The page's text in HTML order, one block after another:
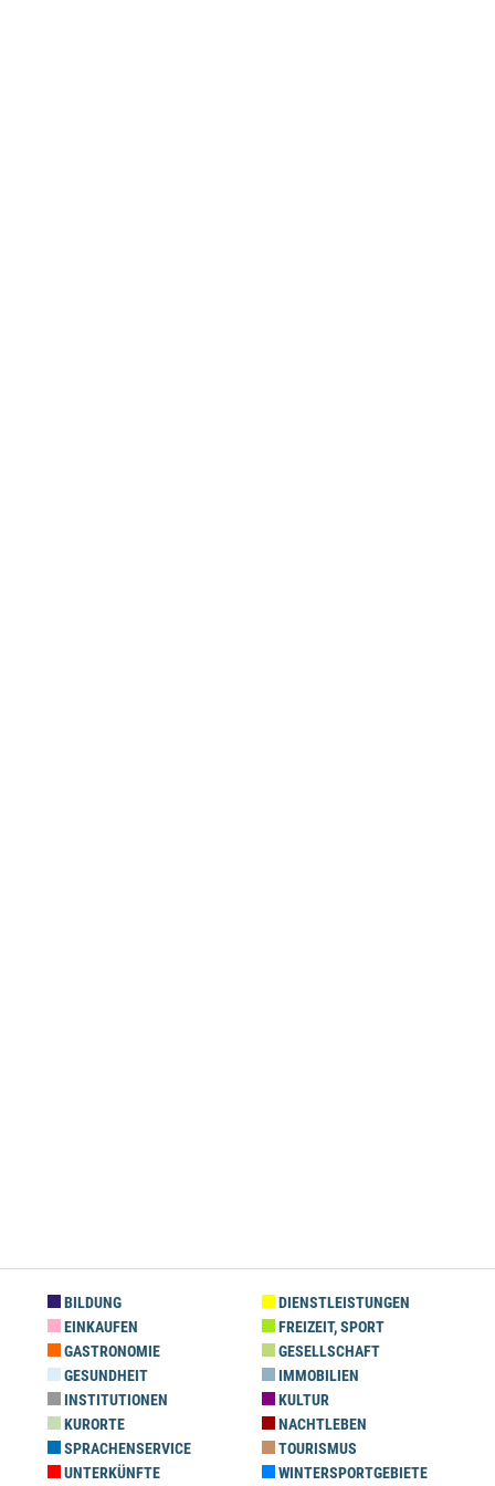
BILDUNG
DIENSTLEISTUNGEN
EINKAUFEN
FREIZEIT, SPORT
GASTRONOMIE
GESELLSCHAFT
GESUNDHEIT
IMMOBILIEN
INSTITUTIONEN
KULTUR
KURORTE
NACHTLEBEN
SPRACHENSERVICE
TOURISMUS
UNTERKÜNFTE
WINTERSPORTGEBIETE